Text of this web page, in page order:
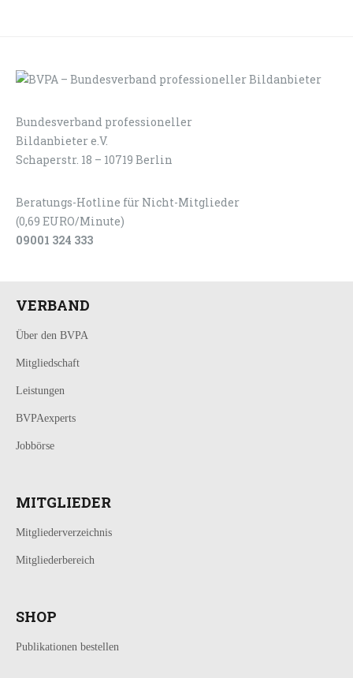
Bundesverband professioneller
Bildanbieter e.V.
Schaperstr. 18 – 10719 Berlin
Beratungs-Hotline für Nicht-Mitglieder
(0,69 EURO/Minute)
09001 324 333
VERBAND
Über den BVPA
Mitgliedschaft
Leistungen
BVPAexperts
Jobbörse
MITGLIEDER
Mitgliederverzeichnis
Mitgliederbereich
SHOP
Publikationen bestellen